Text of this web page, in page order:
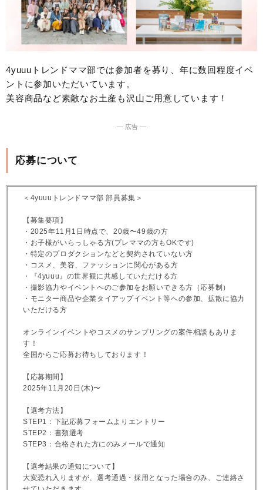
4yuuuトレンドママ部では参加者を募り、年に数回程度イベ
ントに参加いただいています。
美容商品など素敵なお土産も沢山ご用意しています！
― 広告 ―
応募について
＜4yuuuトレンドママ部 部員募集＞
【募集要項】
・2025年11月1日時点で、20歳〜49歳の方
・お子様がいらっしゃる方(プレママの方もOKです)
・特定のプロダクションなどと契約されていない方
・コスメ、美容、ファッションに関心がある方
・『4yuuu』の世界観に共感していただける方
・撮影協力やイベントへのご参加をお願いできる方（応募制）
・モニター商品や企業タイアップイベント等への参加、拡散に協力
いただける方
オンラインイベントやコスメのサンプリングの案件相談もありま
す！
全国からご応募お待ちしております！
【応募期間】
2025年11月20日(木)〜
【選考方法】
STEP1：下記応募フォームよりエントリー
STEP2：書類選考
STEP3：合格された方にのみメールで通知
【選考結果の通知について】
大変恐れ入りますが、選考通過・採用となった場合のみ、ご連絡さ